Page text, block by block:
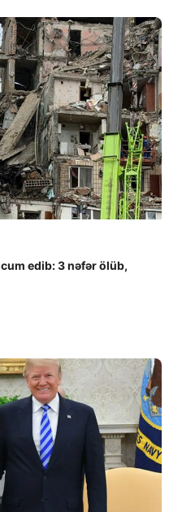
edib: 3 nəfər ölüb,